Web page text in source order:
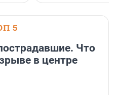
5
Что
в центре